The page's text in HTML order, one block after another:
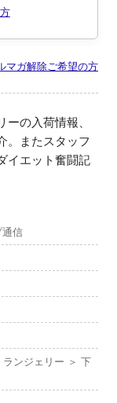
マガ解除ご希望の方
の入荷情報、
。またスタッフ
イエット奮闘記
信
ンジェリー ＞ 下